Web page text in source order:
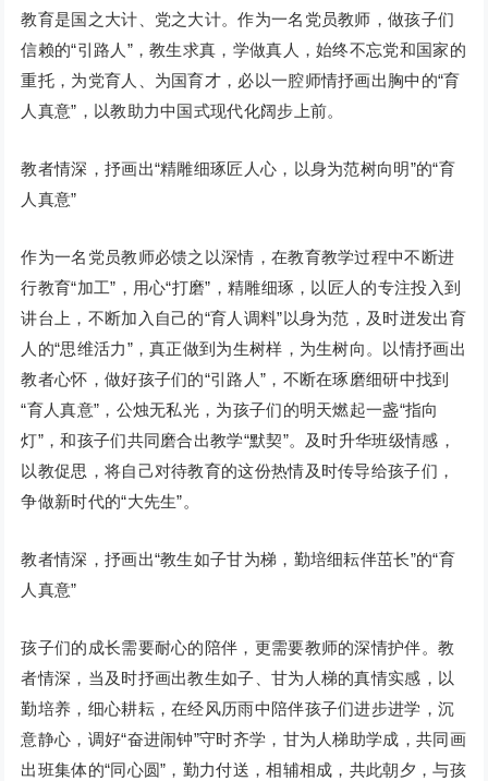
教育是国之大计、党之大计。作为一名党员教师，做孩子们
信赖的“引路人”，教生求真，学做真人，始终不忘党和国家的
重托，为党育人、为国育才，必以一腔师情抒画出胸中的“育
人真意”，以教助力中国式现代化阔步上前。
教者情深，抒画出“精雕细琢匠人心，以身为范树向明”的“育
人真意”
作为一名党员教师必馈之以深情，在教育教学过程中不断进
行教育“加工”，用心“打磨”，精雕细琢，以匠人的专注投入到
讲台上，不断加入自己的“育人调料”以身为范，及时迸发出育
人的“思维活力”，真正做到为生树样，为生树向。以情抒画出
教者心怀，做好孩子们的“引路人”，不断在琢磨细研中找到
“育人真意”，公烛无私光，为孩子们的明天燃起一盏“指向
灯”，和孩子们共同磨合出教学“默契”。及时升华班级情感，
以教促思，将自己对待教育的这份热情及时传导给孩子们，
争做新时代的“大先生”。
教者情深，抒画出“教生如子甘为梯，勤培细耘伴茁长”的“育
人真意”
孩子们的成长需要耐心的陪伴，更需要教师的深情护伴。教
者情深，当及时抒画出教生如子、甘为人梯的真情实感，以
勤培养，细心耕耘，在经风历雨中陪伴孩子们进步进学，沉
意静心，调好“奋进闹钟”守时齐学，甘为人梯助学成，共同画
出班集体的“同心圆”，勤力付送，相辅相成，共此朝夕，与孩